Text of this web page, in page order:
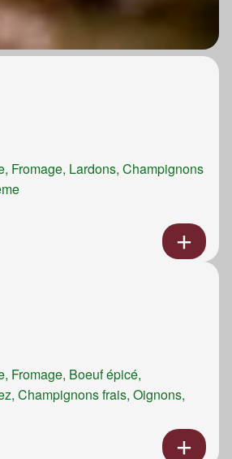
Fromage, Lardons, Champignons
Fromage, Boeuf épicé,
Champignons frais, Oignons,